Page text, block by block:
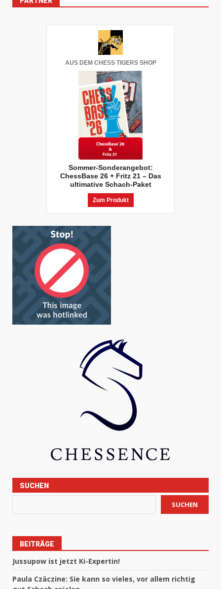
AUS DEM CHESS TIGERS SHOP
Sommer-Sonderangebot:
ChessBase 26 + Fritz 21 – Das
ultimative Schach-Paket
Zum Produkt
SUCHEN
SUCHEN
BEITRÄGE
Jussupow ist jetzt Ki-Expertin!
Paula Czäczine: Sie kann so vieles, vor allem richtig